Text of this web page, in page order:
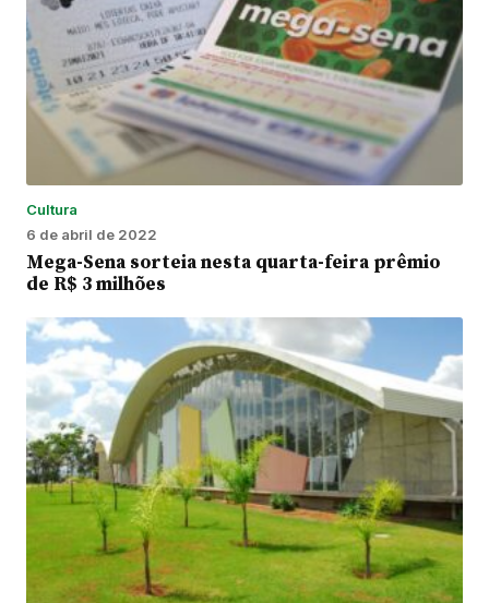
Cultura
6 de abril de 2022
Mega-Sena sorteia nesta quarta-feira prêmio
de R$ 3 milhões